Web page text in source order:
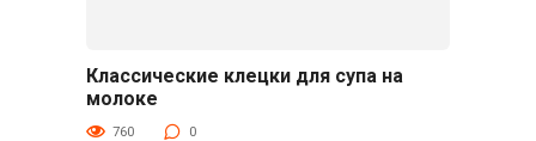
Классические клецки для супа на
молоке
760 0